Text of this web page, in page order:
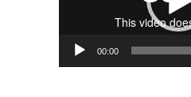
00:00